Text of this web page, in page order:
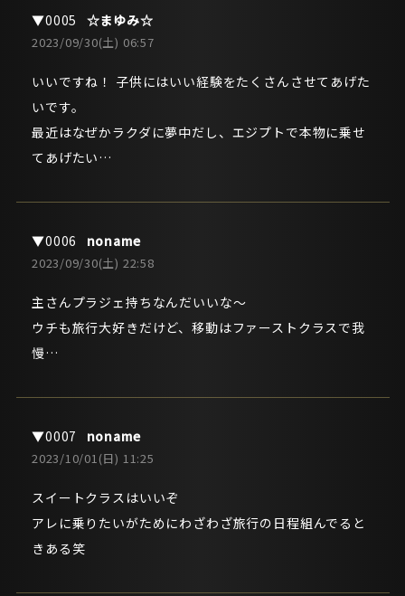
☆まゆみ☆
2023/09/30(土) 06:57
いいですね！ 子供にはいい経験をたくさんさせてあげた
いです。
最近はなぜかラクダに夢中だし、エジプトで本物に乗せ
てあげたい…
noname
2023/09/30(土) 22:58
主さんプラジェ持ちなんだいいな～
ウチも旅行大好きだけど、移動はファーストクラスで我
慢…
noname
2023/10/01(日) 11:25
スイートクラスはいいぞ
アレに乗りたいがためにわざわざ旅行の日程組んでると
きある笑